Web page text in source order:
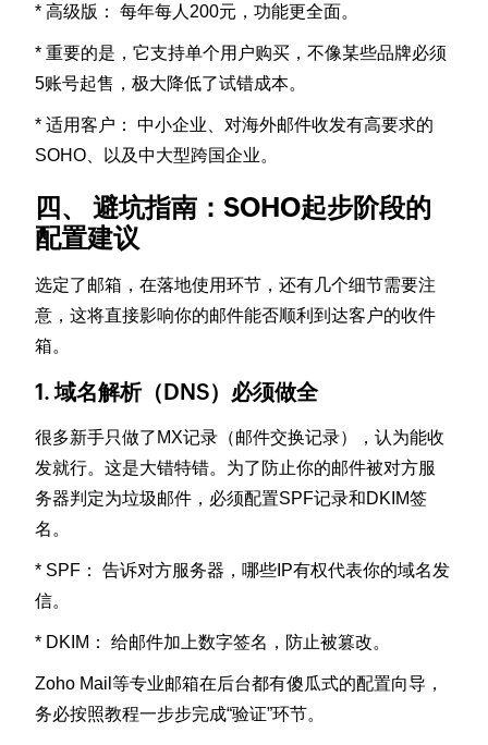
* 高级版： 每年每人200元，功能更全面。
* 重要的是，它支持单个用户购买，不像某些品牌必须
5账号起售，极大降低了试错成本。
* 适用客户： 中小企业、对海外邮件收发有高要求的
SOHO、以及中大型跨国企业。
四、 避坑指南：SOHO起步阶段的
配置建议
选定了邮箱，在落地使用环节，还有几个细节需要注
意，这将直接影响你的邮件能否顺利到达客户的收件
箱。
1. 域名解析（DNS）必须做全
很多新手只做了MX记录（邮件交换记录），认为能收
发就行。这是大错特错。为了防止你的邮件被对方服
务器判定为垃圾邮件，必须配置SPF记录和DKIM签
名。
* SPF： 告诉对方服务器，哪些IP有权代表你的域名发
信。
* DKIM： 给邮件加上数字签名，防止被篡改。
Zoho Mail等专业邮箱在后台都有傻瓜式的配置向导，
务必按照教程一步步完成“验证”环节。